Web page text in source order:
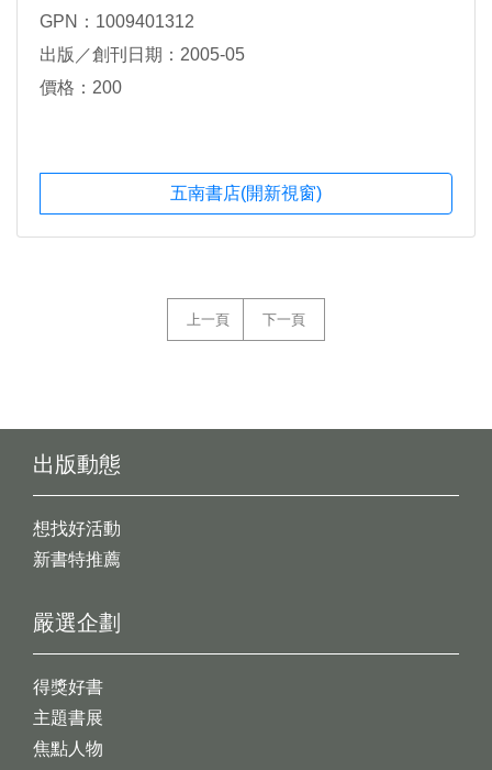
GPN：1009401312
出版／創刊日期：2005-05
價格：200
五南書店(開新視窗)
上一頁 下一頁
出版動態
想找好活動
新書特推薦
嚴選企劃
得獎好書
主題書展
焦點人物